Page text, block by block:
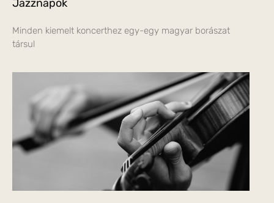
Jazznapok
Minden kiemelt koncerthez egy-egy magyar borászat
társul